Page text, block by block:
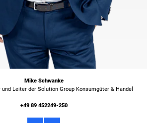
Mike Schwanke
Leiter der Solution Group Konsumgüter & Handel
+49 89 452249-250